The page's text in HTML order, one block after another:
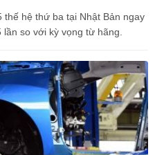
hệ thứ ba tại Nhật Bản ngay
so với kỳ vọng từ hãng.